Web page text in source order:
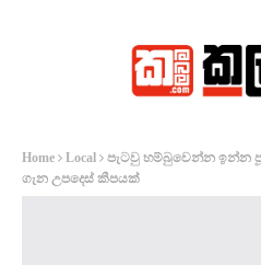
Home Local
පැටවු හම්බුවෙන්න ඉන්න
ගැන උපදෙස් කීපයක්